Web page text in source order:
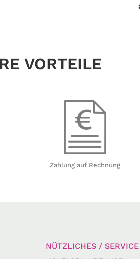
VORTEILE
Zahlung auf Rechnung
NÜTZLICHES / SERVICE